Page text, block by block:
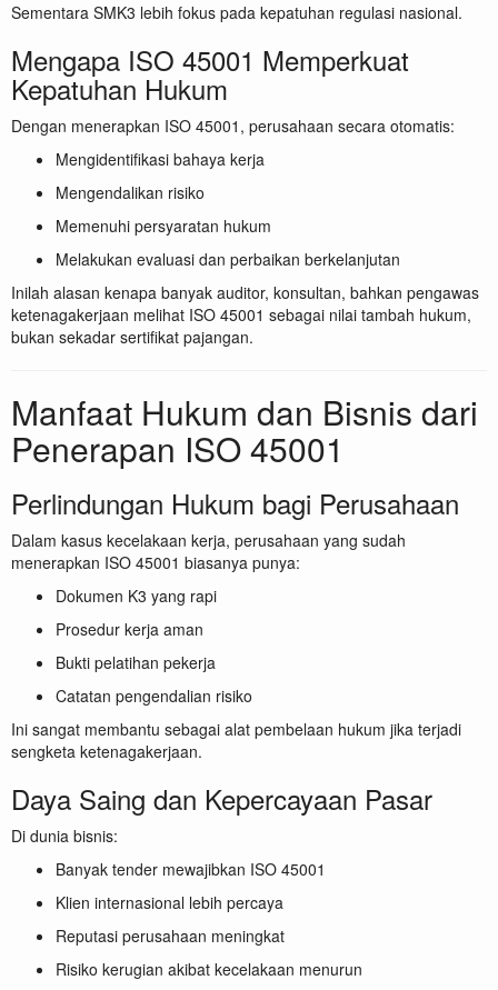
Sementara SMK3 lebih fokus pada kepatuhan regulasi nasional.
Mengapa ISO 45001 Memperkuat
Kepatuhan Hukum
Dengan menerapkan ISO 45001, perusahaan secara otomatis:
Mengidentifikasi bahaya kerja
Mengendalikan risiko
Memenuhi persyaratan hukum
Melakukan evaluasi dan perbaikan berkelanjutan
Inilah alasan kenapa banyak auditor, konsultan, bahkan pengawas
ketenagakerjaan melihat ISO 45001 sebagai nilai tambah hukum,
bukan sekadar sertifikat pajangan.
Manfaat Hukum dan Bisnis dari
Penerapan ISO 45001
Perlindungan Hukum bagi Perusahaan
Dalam kasus kecelakaan kerja, perusahaan yang sudah
menerapkan ISO 45001 biasanya punya:
Dokumen K3 yang rapi
Prosedur kerja aman
Bukti pelatihan pekerja
Catatan pengendalian risiko
Ini sangat membantu sebagai alat pembelaan hukum jika terjadi
sengketa ketenagakerjaan.
Daya Saing dan Kepercayaan Pasar
Di dunia bisnis:
Banyak tender mewajibkan ISO 45001
Klien internasional lebih percaya
Reputasi perusahaan meningkat
Risiko kerugian akibat kecelakaan menurun